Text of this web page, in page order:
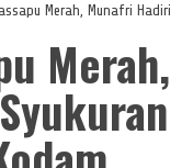
Merah, Munafri Hadiri
Merah,